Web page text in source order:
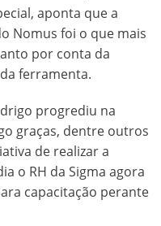
aponta que a
Nomus foi o que mais
por conta da
ferramenta.
progrediu na
graças, dentre outros
de realizar a
o RH da Sigma agora
capacitação perante